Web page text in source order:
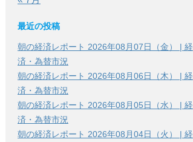
最近の投稿
朝の経済レポート 2026年08月07日（金） | 経
済・為替市況
朝の経済レポート 2026年08月06日（木） | 経
済・為替市況
朝の経済レポート 2026年08月05日（水） | 経
済・為替市況
朝の経済レポート 2026年08月04日（火） | 経